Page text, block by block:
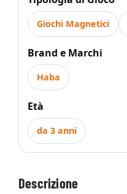
Giochi Magnetici
Brand e Marchi
Haba
Età
da 3 anni
Descrizione